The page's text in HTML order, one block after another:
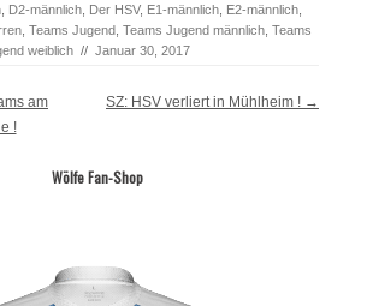
D2-männlich Der HSV, E1-männlich E2-männlich
, Teams Jugend Teams Jugend männlich, Teams
weiblich // Januar 30, 2017
am
!
SZ: HSV verliert in Mühlheim ! →
Wölfe Fan-Shop